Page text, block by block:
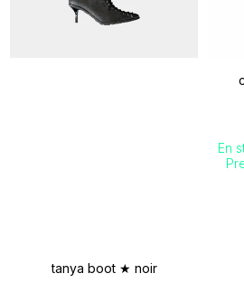
tanya boot ★ noir
En